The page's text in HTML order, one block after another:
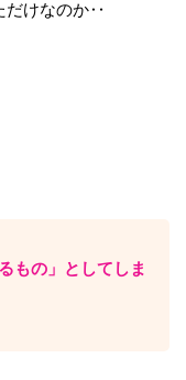
だけなのか‥
もの」としてしま